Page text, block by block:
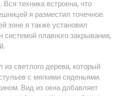
техника встроена, что
я разместил точечное
зоне я также установил
плавного закрывания,
светлого дерева, который
с мягкими сиденьями.
Вид из окна добавляет